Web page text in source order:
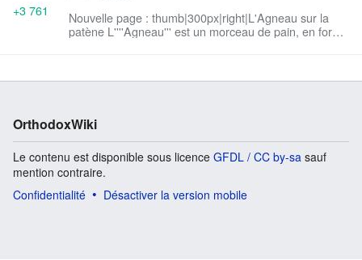
Nouvelle page : thumb|300px|right|L'Agneau sur la
patène L''''Agneau''' est un morceau de pain, en forme
+3 761
OrthodoxWiki
Le contenu est disponible sous licence GFDL / CC by-sa sauf
mention contraire.
Confidentialité
Désactiver la version mobile